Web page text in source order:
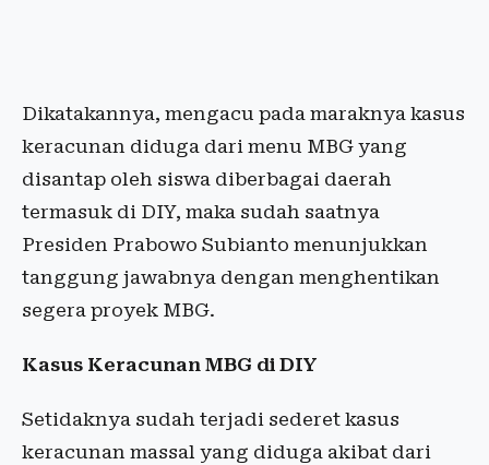
Dikatakannya, mengacu pada maraknya kasus
keracunan diduga dari menu MBG yang
disantap oleh siswa diberbagai daerah
termasuk di DIY, maka sudah saatnya
Presiden Prabowo Subianto menunjukkan
tanggung jawabnya dengan menghentikan
segera proyek MBG.
Kasus Keracunan MBG di DIY
Setidaknya sudah terjadi sederet kasus
keracunan massal yang diduga akibat dari